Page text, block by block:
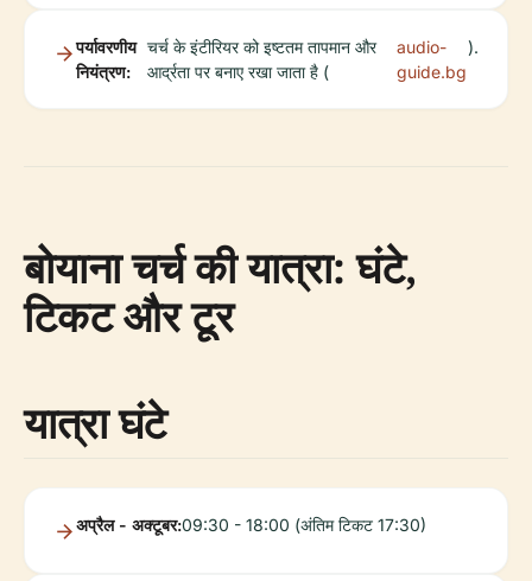
पर्यावरणीय
नियंत्रण:
चर्च के इंटीरियर को इष्टतम तापमान और
आर्द्रता पर बनाए रखा जाता है (
audio-
guide.bg
).
बोयाना चर्च की यात्रा: घंटे,
टिकट और टूर
यात्रा घंटे
अप्रैल - अक्टूबर:09:30 - 18:00 (अंतिम टिकट 17:30)